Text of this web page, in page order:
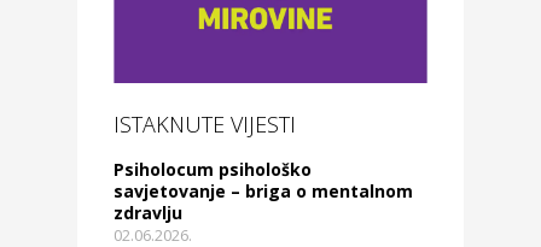
ISTAKNUTE VIJESTI
Psiholocum psihološko
savjetovanje – briga o mentalnom
zdravlju
02.06.2026.